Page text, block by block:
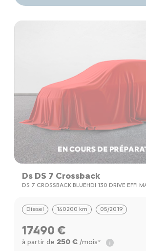
Ds DS 7 Crossback
DS 7 CROSSBACK BLUEHDI 130 DRIVE EFFI
Diesel 140200 km 05/2019
17490 €
à partir de 250 €/mois*